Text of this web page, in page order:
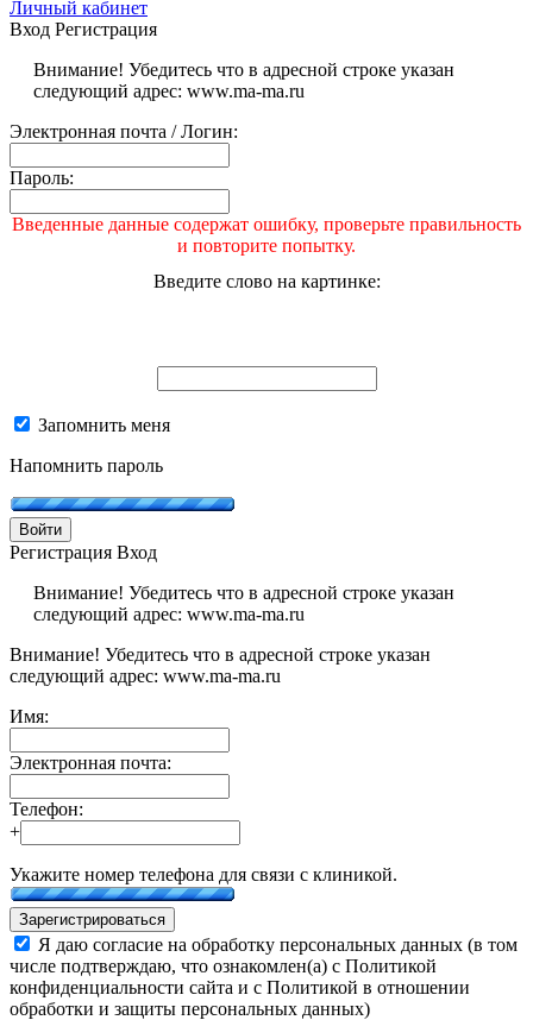
Личный кабинет
Вход Регистрация
Внимание! Убедитесь что в адресной строке указан
следующий адрес: www.ma-ma.ru
Электронная почта / Логин:
Пароль:
Введенные данные содержат ошибку, проверьте правильность
и повторите попытку.
Введите слово на картинке:
Запомнить меня
Напомнить пароль
Войти
Регистрация Вход
Внимание! Убедитесь что в адресной строке указан
следующий адрес: www.ma-ma.ru
Внимание! Убедитесь что в адресной строке указан
следующий адрес: www.ma-ma.ru
Имя:
Электронная почта:
Телефон:
+
Укажите номер телефона для связи с клиникой.
Зарегистрироваться
Я даю согласие на обработку персональных данных (в том
числе подтверждаю, что ознакомлен(а) с Политикой
конфиденциальности сайта и с Политикой в отношении
обработки и защиты персональных данных)